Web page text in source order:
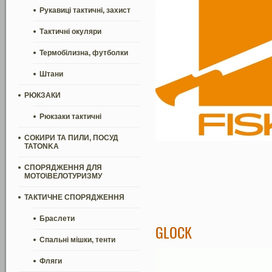
Рукавиці тактичні, захист
Тактичні окуляри
Термобілизна, футболки
Штани
РЮКЗАКИ
Рюкзаки тактичні
СОКИРИ ТА ПИЛИ, ПОСУД
TATONKA
СПОРЯДЖЕННЯ ДЛЯ
МОТО\ВЕЛОТУРИЗМУ
ТАКТИЧНЕ СПОРЯДЖЕННЯ
Браслети
Спальні мішки, тенти
Фляги
GLOCK